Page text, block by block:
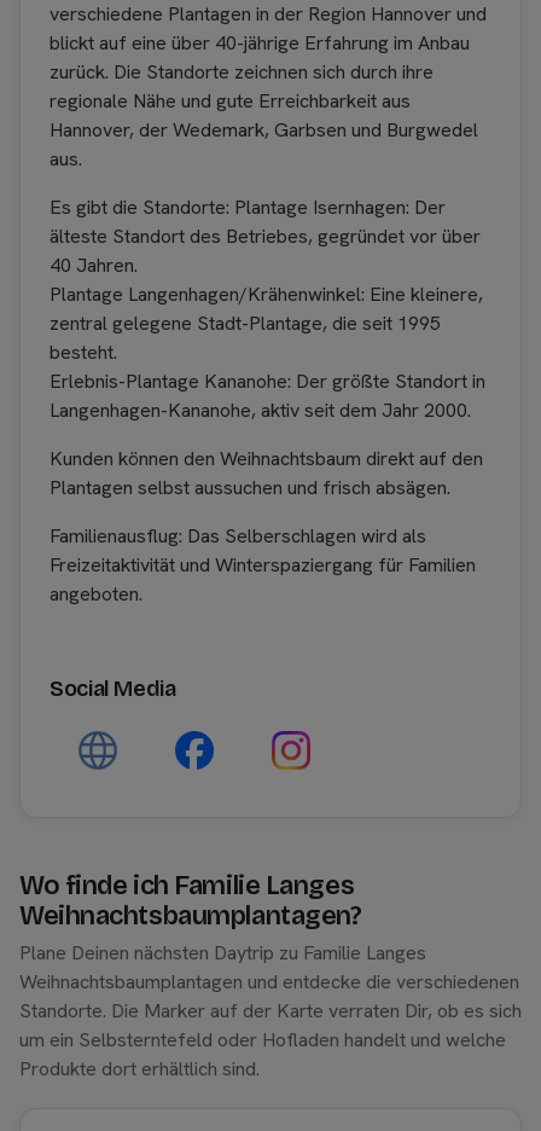
verschiedene Plantagen in der Region Hannover und
blickt auf eine über 40-jährige Erfahrung im Anbau
zurück. Die Standorte zeichnen sich durch ihre
regionale Nähe und gute Erreichbarkeit aus
Hannover, der Wedemark, Garbsen und Burgwedel
aus.
Es gibt die Standorte: Plantage Isernhagen: Der
älteste Standort des Betriebes, gegründet vor über
40 Jahren.
Plantage Langenhagen/Krähenwinkel: Eine kleinere,
zentral gelegene Stadt-Plantage, die seit 1995
besteht.
Erlebnis-Plantage Kananohe: Der größte Standort in
Langenhagen-Kananohe, aktiv seit dem Jahr 2000.
Kunden können den Weihnachtsbaum direkt auf den
Plantagen selbst aussuchen und frisch absägen.
Familienausflug: Das Selberschlagen wird als
Freizeitaktivität und Winterspaziergang für Familien
angeboten.
Social Media
Wo finde ich Familie Langes
Weihnachtsbaumplantagen?
Plane Deinen nächsten Daytrip zu Familie Langes
Weihnachtsbaumplantagen und entdecke die verschiedenen
Standorte. Die Marker auf der Karte verraten Dir, ob es sich
um ein Selbsterntefeld oder Hofladen handelt und welche
Produkte dort erhältlich sind.